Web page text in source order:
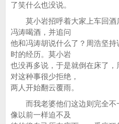
了笑什么也没说。
莫小岩招呼着大家上车回酒
冯涛喝酒，并追问
他和冯涛胡说什么了？周浩坚
时的经历。莫小岩
也没再多说，于是就倒在床了
对这种事很少拒绝，
两人开始翻云覆雨。
而我老婆他们这边则完全不
像以前一样迫不及